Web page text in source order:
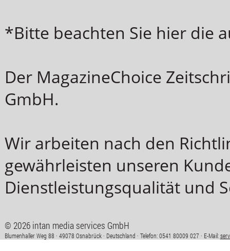
*Bitte beachten Sie hier die
Der MagazineChoice
GmbH.
Wir arbeiten nach den
gewährleisten unseren
Dienstleistungsqualität und
© 2026 intan media services GmbH
Blumenhaller Weg 88 · 49078 Osnabrück · Deutschland · Telefon: 0541 80009 027 · E-Mail: